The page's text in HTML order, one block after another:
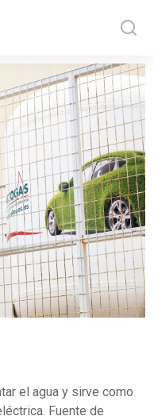
el agua y sirve como
Fuente de